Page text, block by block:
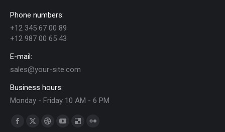
Phone numbers:
+12 345 67 00 89
+12 987 00 65 43
E-mail:
sales@your-site.com
Business hours:
Monday - Friday 10 AM - 6 PM
Find us on:
Facebook
X
DribbbleYouTubeDelicious